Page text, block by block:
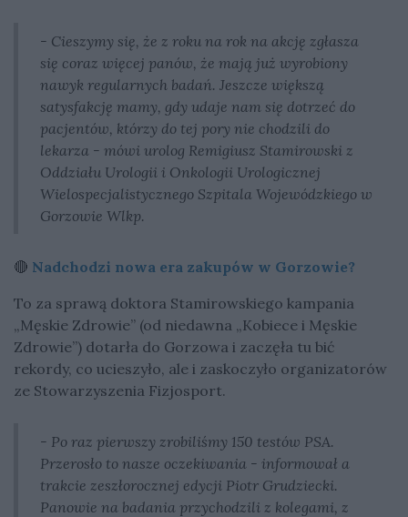
- Cieszymy się, że z roku na rok na akcję zgłasza
się coraz więcej panów, że mają już wyrobiony
nawyk regularnych badań. Jeszcze większą
satysfakcję mamy, gdy udaje nam się dotrzeć do
pacjentów, którzy do tej pory nie chodzili do
lekarza - mówi urolog Remigiusz Stamirowski z
Oddziału Urologii i Onkologii Urologicznej
Wielospecjalistycznego Szpitala Wojewódzkiego w
Gorzowie Wlkp.
🔴 Nadchodzi nowa era zakupów w Gorzowie?
To za sprawą doktora Stamirowskiego kampania
„Męskie Zdrowie” (od niedawna „Kobiece i Męskie
Zdrowie”) dotarła do Gorzowa i zaczęła tu bić
rekordy, co ucieszyło, ale i zaskoczyło organizatorów
ze Stowarzyszenia Fizjosport.
- Po raz pierwszy zrobiliśmy 150 testów PSA.
Przerosło to nasze oczekiwania - informował a
trakcie zeszłorocznej edycji Piotr Grudziecki.
Panowie na badania przychodzili z kolegami, z